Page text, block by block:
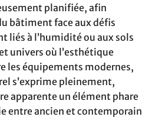
planifiée, afin
bâtiment face aux défis
liés à l’humidité ou aux sols
univers où l’esthétique
les équipements modernes,
s’exprime pleinement,
apparente un élément phare
entre ancien et contemporain